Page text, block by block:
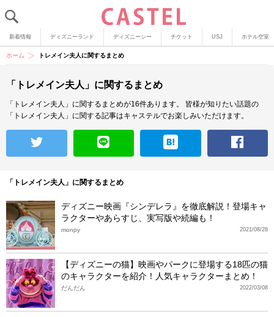
新着情報 ディズニーランド ディズニーシー チケット USJ ホテル空室
ホーム トレメイン夫人に関するまとめ
「トレメイン夫人」に関するまとめ
「トレメイン夫人」に関するまとめが16件あります。
皆様が知りたい話題の
「トレメイン夫人」に関する記事はキャステルでお楽しみいただけます。
「トレメイン夫人」に関するまとめ
ディズニー映画『シンデレラ』を徹底解説！登場キャ
ラクターやあらすじ、実写版や続編も！
2021/08/28
monpy
【ディズニーの猫】映画やパークに登場する18匹の猫
のキャラクターを紹介！人気キャラクターまとめ！
2022/03/08
だんだん